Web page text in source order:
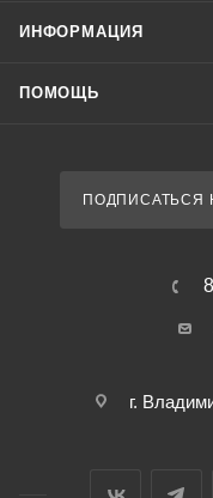
ИНФОРМАЦИЯ
ПОМОЩЬ
ПОДПИСАТЬСЯ
г.